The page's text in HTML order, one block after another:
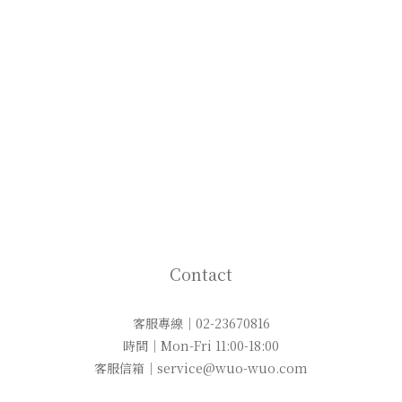
Contact
客服專線｜02-23670816
時間｜Mon-Fri 11:00-18:00
客服信箱｜service@wuo-wuo.com